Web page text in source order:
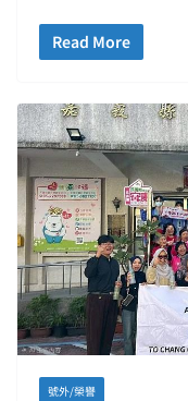
Read More
號外/榮譽